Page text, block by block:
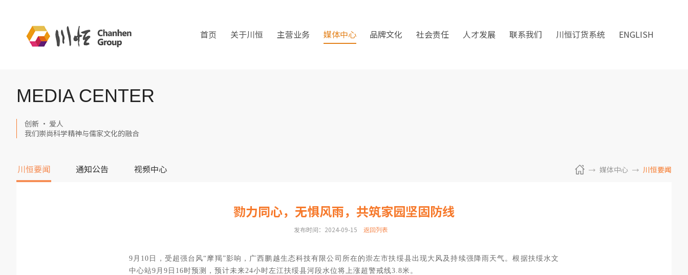
首页 关于川恒 主营业务 媒体中心 品牌文化 社会责任 人才发展 联系我们 川恒订货系统 ENGLISH
MEDIA CENTER
创新 · 爱人
我们崇尚科学精神与儒家文化的融合
川恒要闻 通知公告 视频中心 媒体中心 川恒要闻
勠力同心，无惧风雨，共筑家园坚固防线
发布时间：2024-09-15 返回列表
9月10日，受超强台风“摩羯”影响，广西鹏越生态科技有限公司所在的崇左市扶绥县出现大风及持续强降雨天气。根据扶绥水文
中心站9月9日16时预测，预计未来24小时左江扶绥县河段水位将上涨超警戒线3.8米。